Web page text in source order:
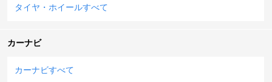
タイヤ・ホイールすべて
カーナビ
カーナビすべて